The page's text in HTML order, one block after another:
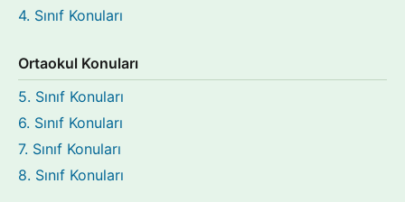
4. Sınıf Konuları
Ortaokul Konuları
5. Sınıf Konuları
6. Sınıf Konuları
7. Sınıf Konuları
8. Sınıf Konuları